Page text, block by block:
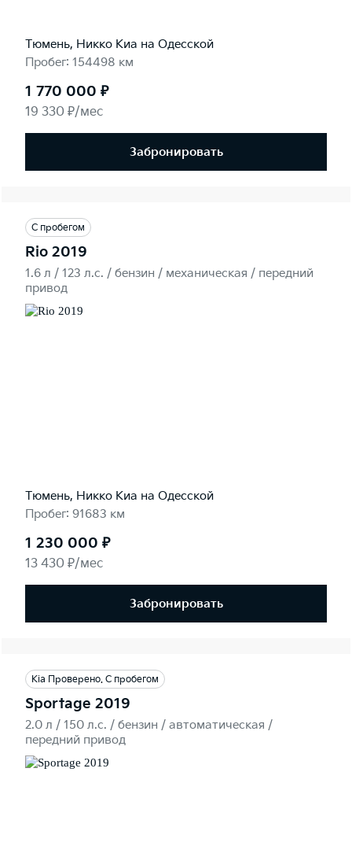
Тюмень, Никко Kиа на Одесской
Пробег: 154498 км
1 770 000 ₽
19 330 ₽/мес
Забронировать
С пробегом
Rio 2019
1.6 л / 123 л.c. / бензин / механическая / передний
привод
Тюмень, Никко Kиа на Одесской
Пробег: 91683 км
1 230 000 ₽
13 430 ₽/мес
Забронировать
Kia Проверено. С пробегом
Sportage 2019
2.0 л / 150 л.c. / бензин / автоматическая /
передний привод